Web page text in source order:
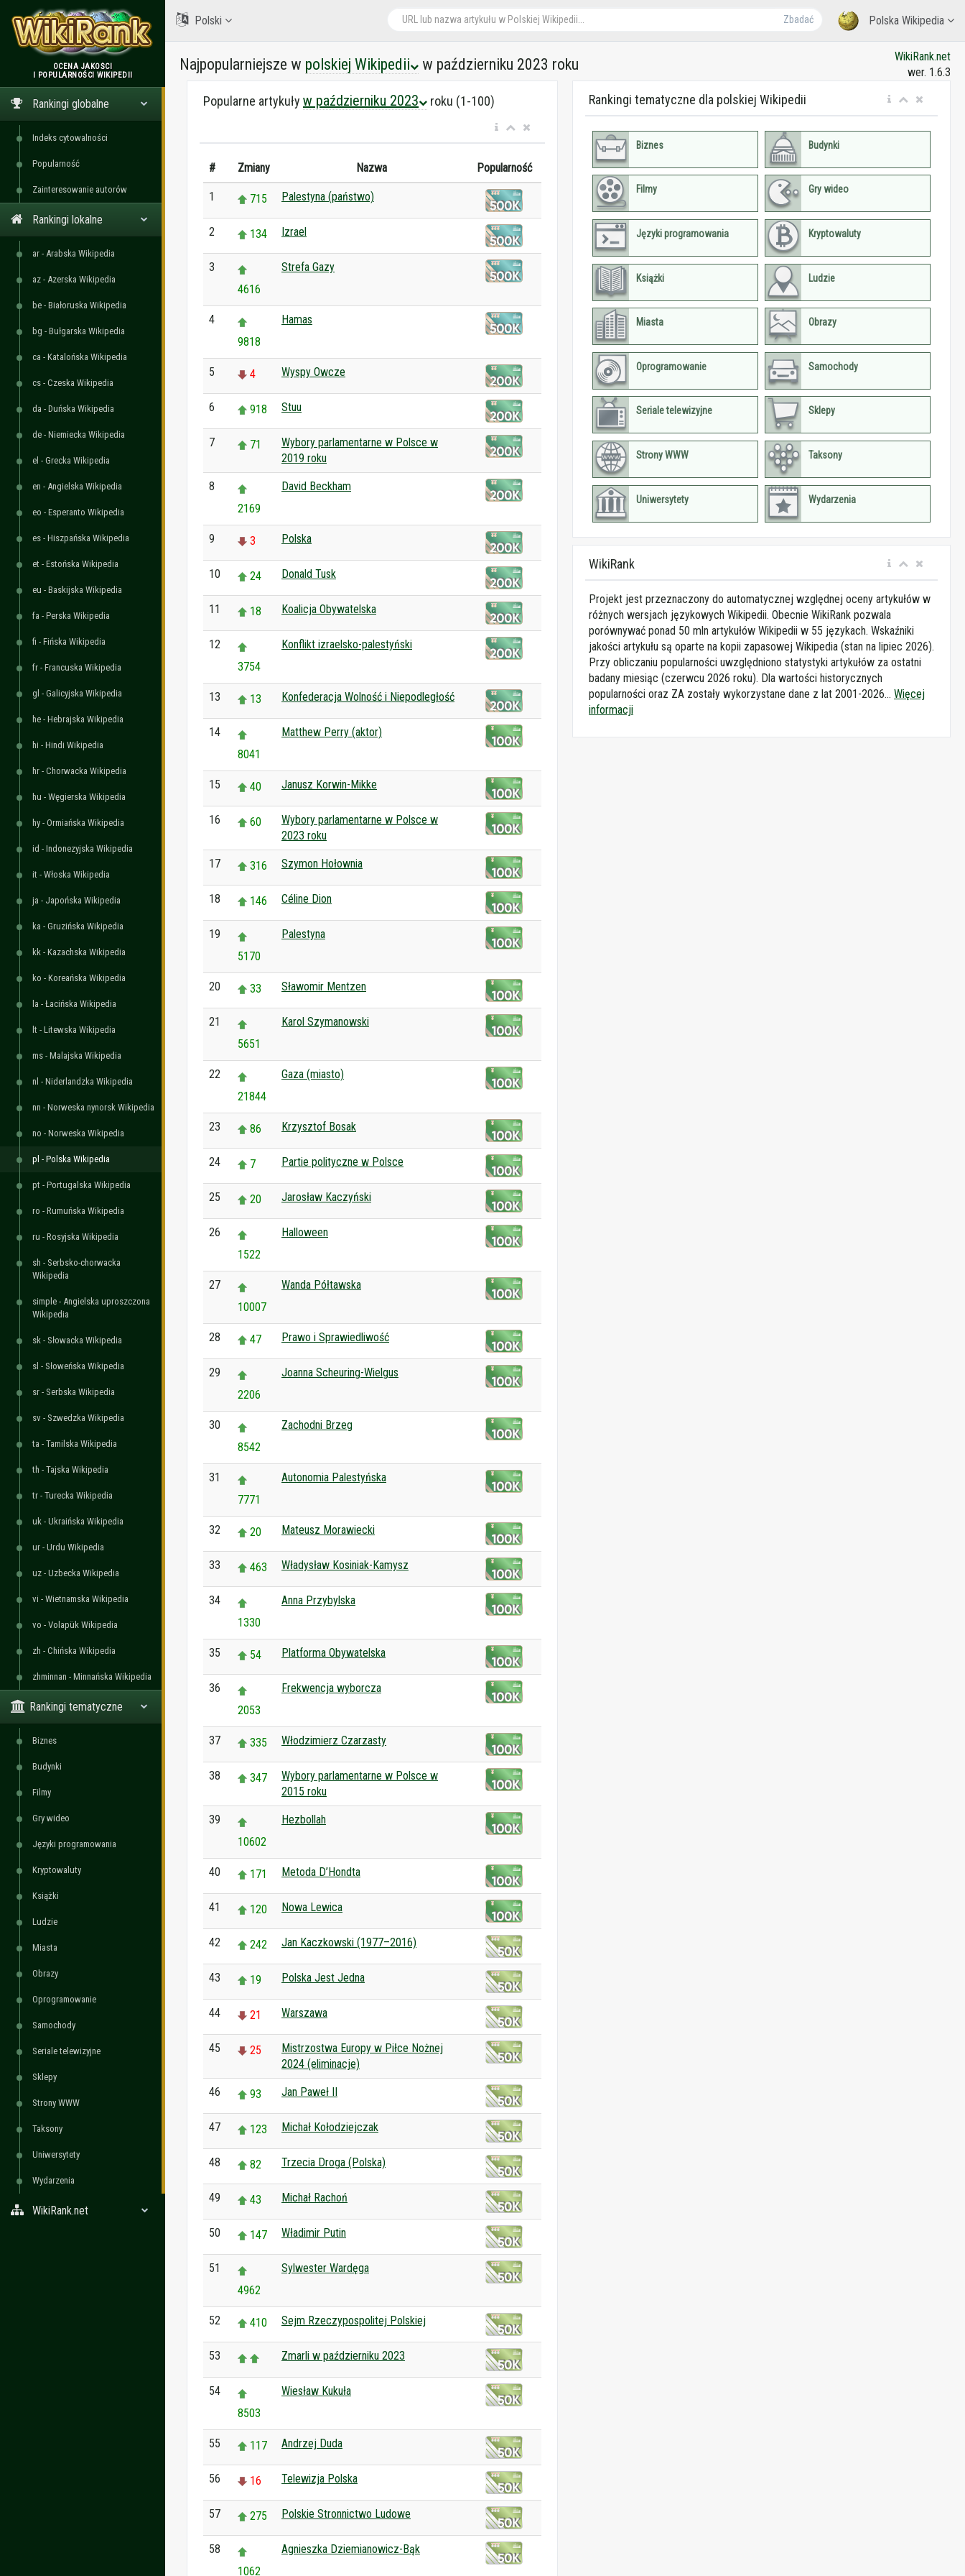
WikiRank
OCENA JAKOŚCI
I POPULARNOŚCI WIKIPEDII
Rankingi globalne
Indeks cytowalności
Popularność
Zainteresowanie autorów
Rankingi lokalne
ar - Arabska Wikipedia
az - Azerska Wikipedia
be - Białoruska Wikipedia
bg - Bułgarska Wikipedia
ca - Katalońska Wikipedia
cs - Czeska Wikipedia
da - Duńska Wikipedia
de - Niemiecka Wikipedia
el - Grecka Wikipedia
en - Angielska Wikipedia
eo - Esperanto Wikipedia
es - Hiszpańska Wikipedia
et - Estońska Wikipedia
eu - Baskijska Wikipedia
fa - Perska Wikipedia
fi - Fińska Wikipedia
fr - Francuska Wikipedia
gl - Galicyjska Wikipedia
he - Hebrajska Wikipedia
hi - Hindi Wikipedia
hr - Chorwacka Wikipedia
hu - Węgierska Wikipedia
hy - Ormiańska Wikipedia
id - Indonezyjska Wikipedia
it - Włoska Wikipedia
ja - Japońska Wikipedia
ka - Gruzińska Wikipedia
kk - Kazachska Wikipedia
ko - Koreańska Wikipedia
la - Łacińska Wikipedia
lt - Litewska Wikipedia
ms - Malajska Wikipedia
nl - Niderlandzka Wikipedia
nn - Norweska nynorsk Wikipedia
no - Norweska Wikipedia
pl - Polska Wikipedia
pt - Portugalska Wikipedia
ro - Rumuńska Wikipedia
ru - Rosyjska Wikipedia
sh - Serbsko-chorwacka
Wikipedia
simple - Angielska uproszczona
Wikipedia
sk - Słowacka Wikipedia
sl - Słoweńska Wikipedia
sr - Serbska Wikipedia
sv - Szwedzka Wikipedia
ta - Tamilska Wikipedia
th - Tajska Wikipedia
tr - Turecka Wikipedia
uk - Ukraińska Wikipedia
ur - Urdu Wikipedia
uz - Uzbecka Wikipedia
vi - Wietnamska Wikipedia
vo - Volapük Wikipedia
zh - Chińska Wikipedia
zhminnan - Minnańska Wikipedia
Rankingi tematyczne
Biznes
Budynki
Filmy
Gry wideo
Języki programowania
Kryptowaluty
Książki
Ludzie
Miasta
Obrazy
Oprogramowanie
Samochody
Seriale telewizyjne
Sklepy
Strony WWW
Taksony
Uniwersytety
Wydarzenia
WikiRank.net
Polska Wikipedia
Zbadać
Polski
Najpopularniejsze w polskiej Wikipedii w październiku 2023 roku
WikiRank.net
wer. 1.6.3
Popularne artykuły w październiku 2023 roku (1-100)
# Zmiany Nazwa Popularność
1 715 Palestyna (państwo)
2 134 Izrael
3
4616
Strefa Gazy
4
9818
Hamas
5 4 Wyspy Owcze
6 918 Stuu
7 71
Wybory parlamentarne w Polsce w
2019 roku
8
2169
David Beckham
9 3 Polska
10 24 Donald Tusk
11 18 Koalicja Obywatelska
12
3754
Konflikt izraelsko-palestyński
13 13 Konfederacja Wolność i Niepodległość
14
8041
Matthew Perry (aktor)
15 40 Janusz Korwin-Mikke
16 60
Wybory parlamentarne w Polsce w
2023 roku
17 316 Szymon Hołownia
18 146 Céline Dion
19
5170
Palestyna
20 33 Sławomir Mentzen
21
5651
Karol Szymanowski
22
21844
Gaza (miasto)
23 86 Krzysztof Bosak
24 7 Partie polityczne w Polsce
25 20 Jarosław Kaczyński
26
1522
Halloween
27
10007
Wanda Półtawska
28 47 Prawo i Sprawiedliwość
29
2206
Joanna Scheuring-Wielgus
30
8542
Zachodni Brzeg
31
7771
Autonomia Palestyńska
32 20 Mateusz Morawiecki
33 463 Władysław Kosiniak-Kamysz
34
1330
Anna Przybylska
35 54 Platforma Obywatelska
36
2053
Frekwencja wyborcza
37 335 Włodzimierz Czarzasty
38 347
Wybory parlamentarne w Polsce w
2015 roku
39
10602
Hezbollah
40 171 Metoda D’Hondta
41 120 Nowa Lewica
42 242 Jan Kaczkowski (1977–2016)
43 19 Polska Jest Jedna
44 21 Warszawa
45 25
Mistrzostwa Europy w Piłce Nożnej
2024 (eliminacje)
46 93 Jan Paweł II
47 123 Michał Kołodziejczak
48 82 Trzecia Droga (Polska)
49 43 Michał Rachoń
50 147 Władimir Putin
51
4962
Sylwester Wardęga
52 410 Sejm Rzeczypospolitej Polskiej
53 Zmarli w październiku 2023
54
8503
Wiesław Kukuła
55 117 Andrzej Duda
56 16 Telewizja Polska
57 275 Polskie Stronnictwo Ludowe
58
1062
Agnieszka Dziemianowicz-Bąk
Rankingi tematyczne dla polskiej Wikipedii
Biznes Budynki
Filmy Gry wideo
Języki programowania Kryptowaluty
Książki Ludzie
Miasta Obrazy
Oprogramowanie Samochody
Seriale telewizyjne Sklepy
Strony WWW Taksony
Uniwersytety Wydarzenia
WikiRank
Projekt jest przeznaczony do automatycznej względnej oceny artykułów w
różnych wersjach językowych Wikipedii. Obecnie WikiRank pozwala
porównywać ponad 50 mln artykułów Wikipedii w 55 językach. Wskaźniki
jakości artykułu są oparte na kopii zapasowej Wikipedia (stan na lipiec 2026).
Przy obliczaniu popularności uwzględniono statystyki artykułów za ostatni
badany miesiąc (czerwcu 2026 roku). Dla wartości historycznych
popularności oraz ZA zostały wykorzystane dane z lat 2001-2026... Więcej
informacji